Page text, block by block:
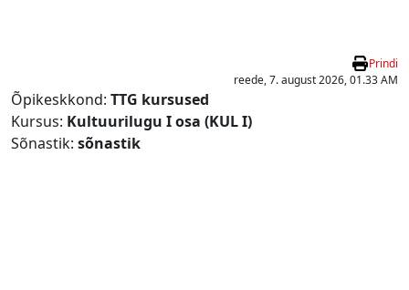
Prindi
reede, 7. august 2026, 01.33 AM
Õpikeskkond: TTG kursused
Kursus: Kultuurilugu I osa (KUL I)
Sõnastik: sõnastik